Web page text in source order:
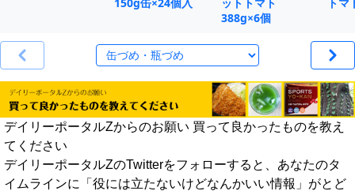
388g×6個
デイリーポータルZからのお願い 買って良かったものを教え
てください
デイリーポータルZのTwitterをフォローすると、あなたのタ
イムラインに「役には立たないけどなんかいい情報」がとど